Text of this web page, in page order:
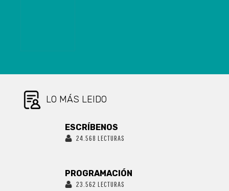
LO MÁS LEIDO
ESCRÍBENOS
24.568 LECTURAS
PROGRAMACIÓN
23.562 LECTURAS